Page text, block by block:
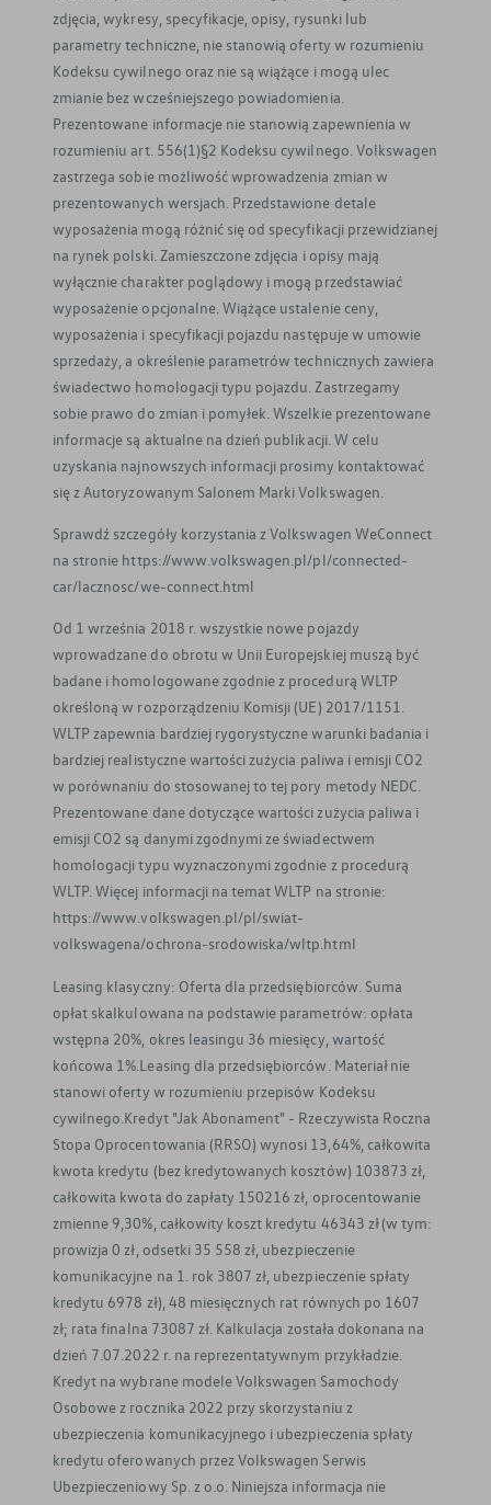
zdjęcia, wykresy, specyfikacje, opisy, rysunki lub
parametry techniczne, nie stanowią oferty w rozumieniu
Kodeksu cywilnego oraz nie są wiążące i mogą ulec
zmianie bez wcześniejszego powiadomienia.
Prezentowane informacje nie stanowią zapewnienia w
rozumieniu art. 556(1)§2 Kodeksu cywilnego. Volkswagen
zastrzega sobie możliwość wprowadzenia zmian w
prezentowanych wersjach. Przedstawione detale
wyposażenia mogą różnić się od specyfikacji przewidzianej
na rynek polski. Zamieszczone zdjęcia i opisy mają
wyłącznie charakter poglądowy i mogą przedstawiać
wyposażenie opcjonalne. Wiążące ustalenie ceny,
wyposażenia i specyfikacji pojazdu następuje w umowie
sprzedaży, a określenie parametrów technicznych zawiera
świadectwo homologacji typu pojazdu. Zastrzegamy
sobie prawo do zmian i pomyłek. Wszelkie prezentowane
informacje są aktualne na dzień publikacji. W celu
uzyskania najnowszych informacji prosimy kontaktować
się z Autoryzowanym Salonem Marki Volkswagen.
Sprawdź szczegóły korzystania z Volkswagen WeConnect
na stronie https://www.volkswagen.pl/pl/connected-
car/lacznosc/we-connect.html
Od 1 września 2018 r. wszystkie nowe pojazdy
wprowadzane do obrotu w Unii Europejskiej muszą być
badane i homologowane zgodnie z procedurą WLTP
określoną w rozporządzeniu Komisji (UE) 2017/1151.
WLTP zapewnia bardziej rygorystyczne warunki badania i
bardziej realistyczne wartości zużycia paliwa i emisji CO2
w porównaniu do stosowanej to tej pory metody NEDC.
Prezentowane dane dotyczące wartości zużycia paliwa i
emisji CO2 są danymi zgodnymi ze świadectwem
homologacji typu wyznaczonymi zgodnie z procedurą
WLTP. Więcej informacji na temat WLTP na stronie:
https://www.volkswagen.pl/pl/swiat-
volkswagena/ochrona-srodowiska/wltp.html
Leasing klasyczny: Oferta dla przedsiębiorców. Suma
opłat skalkulowana na podstawie parametrów: opłata
wstępna 20%, okres leasingu 36 miesięcy, wartość
końcowa 1%.Leasing dla przedsiębiorców. Materiał nie
stanowi oferty w rozumieniu przepisów Kodeksu
cywilnego.Kredyt "Jak Abonament" - Rzeczywista Roczna
Stopa Oprocentowania (RRSO) wynosi 13,64%, całkowita
kwota kredytu (bez kredytowanych kosztów) 103873 zł,
całkowita kwota do zapłaty 150216 zł, oprocentowanie
zmienne 9,30%, całkowity koszt kredytu 46343 zł (w tym:
prowizja 0 zł, odsetki 35 558 zł, ubezpieczenie
komunikacyjne na 1. rok 3807 zł, ubezpieczenie spłaty
kredytu 6978 zł), 48 miesięcznych rat równych po 1607
zł; rata finalna 73087 zł. Kalkulacja została dokonana na
dzień 7.07.2022 r. na reprezentatywnym przykładzie.
Kredyt na wybrane modele Volkswagen Samochody
Osobowe z rocznika 2022 przy skorzystaniu z
ubezpieczenia komunikacyjnego i ubezpieczenia spłaty
kredytu oferowanych przez Volkswagen Serwis
Ubezpieczeniowy Sp. z o.o. Niniejsza informacja nie